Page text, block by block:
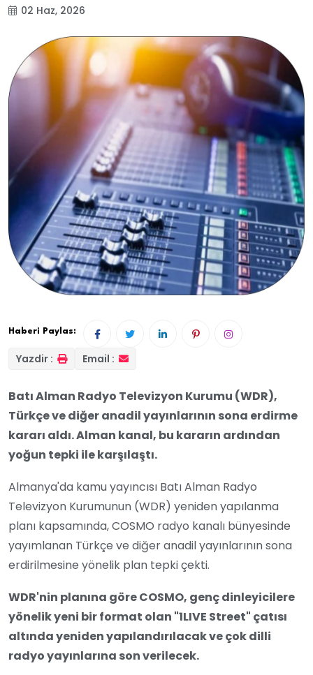
02 Haz, 2026
Haberi Paylas:
Yazdir : Email :
Batı Alman Radyo Televizyon Kurumu (WDR),
Türkçe ve diğer anadil yayınlarının sona erdirme
kararı aldı. Alman kanal, bu kararın ardından
yoğun tepki ile karşılaştı.
Almanya'da kamu yayıncısı Batı Alman Radyo
Televizyon Kurumunun (WDR) yeniden yapılanma
planı kapsamında, COSMO radyo kanalı bünyesinde
yayımlanan Türkçe ve diğer anadil yayınlarının sona
erdirilmesine yönelik plan tepki çekti.
WDR'nin planına göre COSMO, genç dinleyicilere
yönelik yeni bir format olan "1LIVE Street" çatısı
altında yeniden yapılandırılacak ve çok dilli
radyo yayınlarına son verilecek.